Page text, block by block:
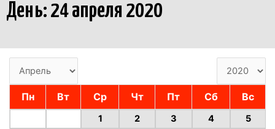
День: 24 апреля 2020
Пн Вт Ср Чт Пт Сб Вс
1 2 3 4
5